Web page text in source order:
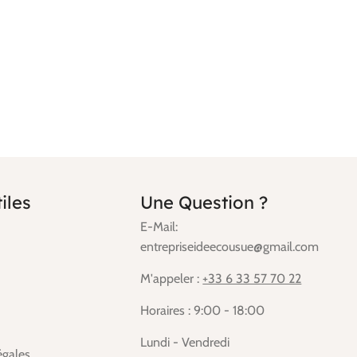
Une Question ?
E-Mail:
entrepriseideecousue@gmail.com
M'appeler :+33 6 33 57 70 22
Horaires : 9:00 - 18:00
Lundi - Vendredi